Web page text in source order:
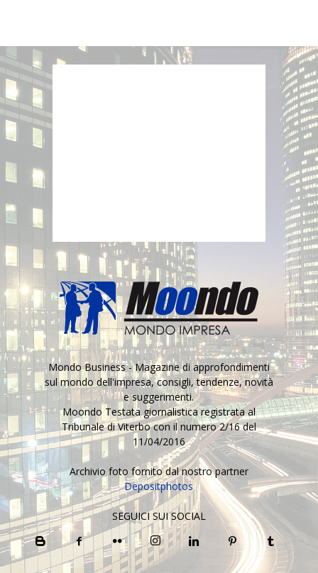
Mondo Business - Magazine di approfondimenti
sul mondo dell'impresa, consigli, tendenze, novità
e suggerimenti.
Moondo Testata giornalistica registrata al
Tribunale di Viterbo con il numero 2/16 del
11/04/2016
Archivio foto fornito dal nostro partner
Depositphotos
SEGUICI SUI SOCIAL